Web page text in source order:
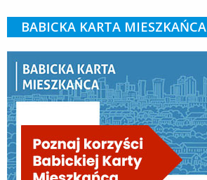
BABICKA KARTA MIESZKAŃCA